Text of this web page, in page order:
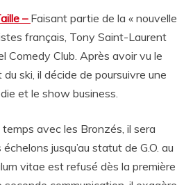
– Faisant partie de la « nouvelle
français, Tony Saint-Laurent
Comedy Club. Après avoir vu le
ski, il décide de poursuivre une
et le show business.
avec les Bronzés, il sera
jusqu’au statut de G.O. au
vitae est refusé dès la première